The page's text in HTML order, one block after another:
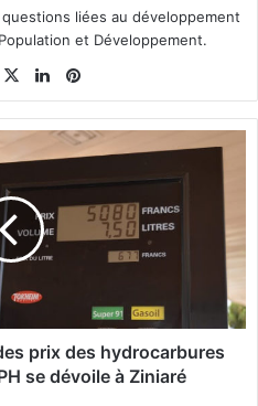
liées au développement
et Développement.
Fa
X
Lin
ke
din
ter
est
prix des hydrocarbures
se dévoile à Ziniaré